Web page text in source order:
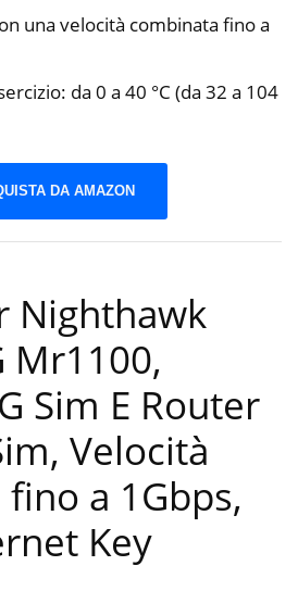
una velocità combinata fino a
da 0 a 40 °C (da 32 a 104
DA AMAZON
Nighthawk
Mr1100,
Sim E Router
Velocità
a 1Gbps,
Key